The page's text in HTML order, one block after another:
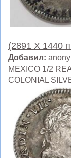
(2891 X 1440
Добавил:
MEXICO 1/2
COLONIAL